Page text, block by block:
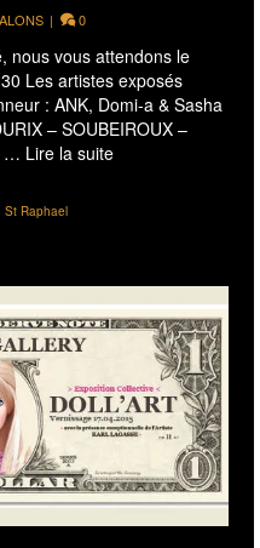
| 0
nous vous attendons le
Les artistes exposés
: ANK, Domi-a & Sasha
– SOUBEIROUX –
… Lire la suite
St Raphael